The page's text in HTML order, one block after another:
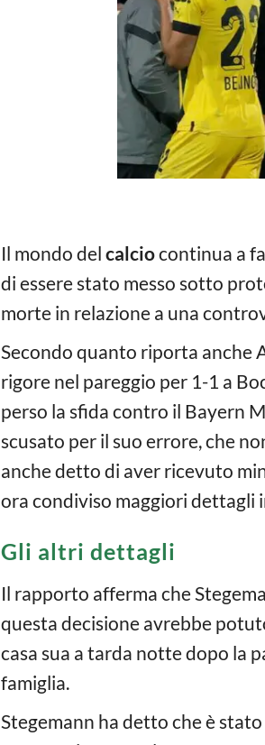
Il mondo del calciocontinua a
di essere stato messo sotto
morte in relazione a una
Secondo quanto riporta anche
rigore nel pareggio per 1-1 a
perso la sfida contro il Bayern
scusato per il suo errore, che
anche detto di aver ricevuto
ora condiviso maggiori dettagli
Gli altri dettagli
Il rapporto afferma che
questa decisione avrebbe
casa sua a tarda notte dopo la
famiglia.
Stegemann ha detto che è